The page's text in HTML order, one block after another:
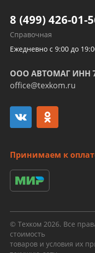
Развертка пайка медных
алюминиевых трубок и
8 (499) 426-01-
Справочная
Ежедневно с 9:00 до
ООО АВТОМАГ ИНН
office@texkom.ru
Принимаем к
© Техком 2026. Все
стоимость
товаров и условия их